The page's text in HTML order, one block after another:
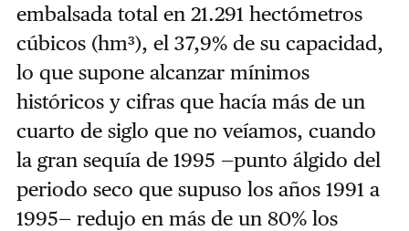
embalsada total en 21.291 hectómetros
cúbicos (hm³), el 37,9% de su capacidad,
lo que supone alcanzar mínimos
históricos y cifras que hacía más de un
cuarto de siglo que no veíamos, cuando
la gran sequía de 1995 —punto álgido del
periodo seco que supuso los años 1991 a
1995— redujo en más de un 80% los